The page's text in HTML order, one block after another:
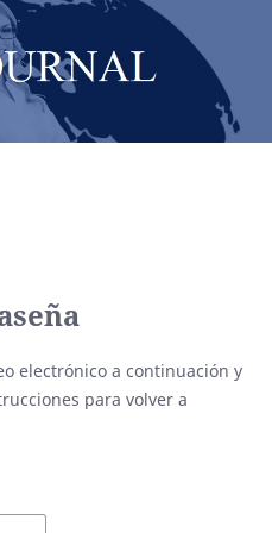
electrónico a continuación y
para volver a